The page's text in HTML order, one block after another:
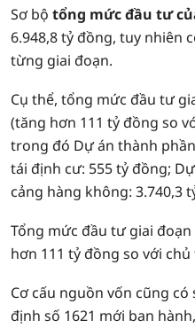
Sơ bộ tổng mức đầu tư
6.948,8 tỷ đồng, tuy nhiên
từng giai đoạn.
Cụ thể, tổng mức đầu tư
(tăng hơn 111 tỷ đồng so
trong đó Dự án thành
tái định cư: 555 tỷ đồng;
cảng hàng không: 3.740,3
Tổng mức đầu tư giai đoạn
hơn 111 tỷ đồng so với
Cơ cấu nguồn vốn cũng
định số 1621 mới ban